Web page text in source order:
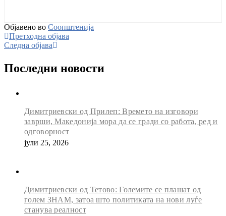
Објавено во Соопштенија
Претходна објава
Следна објава
Последни новости
Димитриевски од Прилеп: Времето на изговори
заврши, Македонија мора да се гради со работа, ред и
одговорност
јули 25, 2026
Димитриевски од Тетово: Големите се плашат од
голем ЗНАМ, затоа што политиката на нови луѓе
станува реалност